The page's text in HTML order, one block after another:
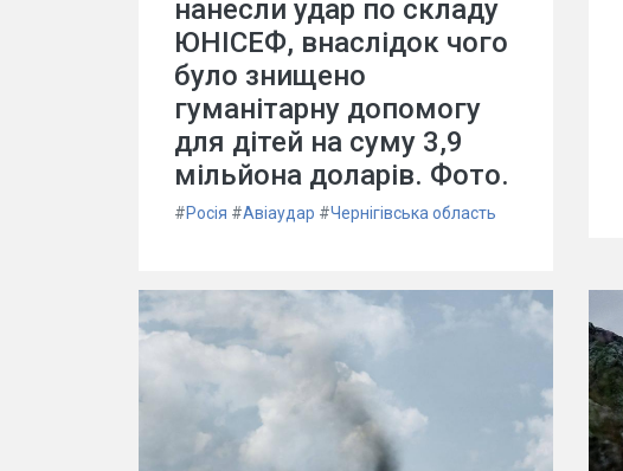
нанесли удар по складу
ЮНІСЕФ, внаслідок чого
було знищено
гуманітарну допомогу
для дітей на суму 3,9
мільйона доларів. Фото.
#Росія #Авіаудар #Чернігівська область